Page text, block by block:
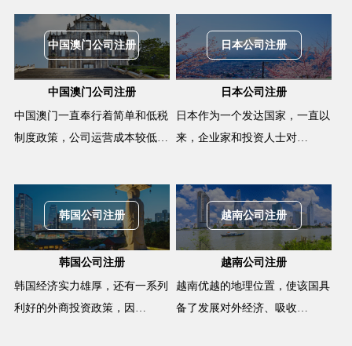
中国澳门公司注册
中国澳门公司注册
中国澳门一直奉行着简单和低税
制度政策，公司运营成本较低…
日本公司注册
日本公司注册
日本作为一个发达国家，一直以
来，企业家和投资人士对…
韩国公司注册
韩国公司注册
韩国经济实力雄厚，还有一系列
利好的外商投资政策，因…
越南公司注册
越南公司注册
越南优越的地理位置，使该国具
备了发展对外经济、吸收…